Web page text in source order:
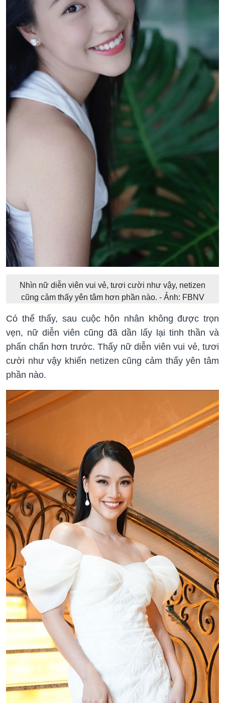
Nhìn nữ diễn viên vui vẻ, tươi cười như vậy, netizen
cũng cảm thấy yên tâm hơn phần nào. - Ảnh: FBNV
Có thể thấy, sau cuộc hôn nhân không được trọn
vẹn, nữ diễn viên cũng đã dần lấy lại tinh thần và
phấn chấn hơn trước. Thấy nữ diễn viên vui vẻ, tươi
cười như vậy khiến netizen cũng cảm thấy yên tâm
phần nào.